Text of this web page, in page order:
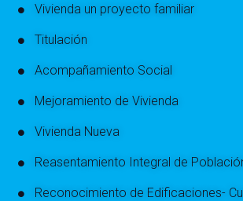
Vivienda un proyecto familiar
Titulación
Acompañamiento Social
Mejoramiento de Vivienda
Vivienda Nueva
Reasentamiento Integral de
Reconocimiento de Edificaciones-